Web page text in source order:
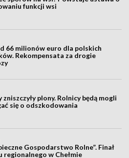
funkcji wsi
66 milionów euro dla polskich
Rekompensata za drogie
zniszczyły plony. Rolnicy będą mogli
się o odszkodowania
Gospodarstwo Rolne”. Finał
regionalnego w Chełmie